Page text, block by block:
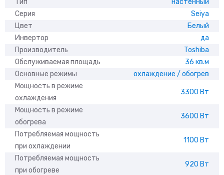
Серия
Seiya
Цвет
Белый
Инвертор
да
Производитель
Toshiba
Обслуживаемая площадь
36 кв.м
Основные режимы
охлаждение / обогрев
Мощность в режиме
охлаждения
3300 Вт
Мощность в режиме
обогрева
3600 Вт
Потребляемая мощность
при охлаждении
1100 Вт
Потребляемая мощность
при обогреве
920 Вт